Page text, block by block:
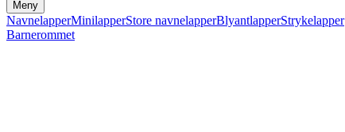
Meny
NavnelapperMinilapperStore navnelapperBlyantlapperStrykelapper
Barnerommet